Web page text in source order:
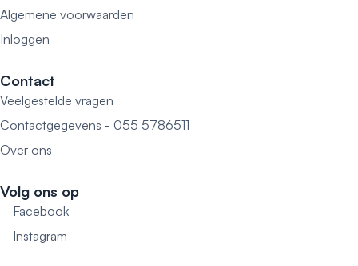
Algemene voorwaarden
Inloggen
Contact
Veelgestelde vragen
Contactgegevens - 055 5786511
Over ons
Volg ons op
Facebook
Instagram